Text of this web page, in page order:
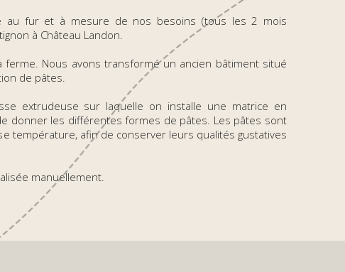
au fur et à mesure de nos besoins (tous les 2 mois
à Château Landon.
Nous avons transformé un ancien bâtiment situé
de pâtes.
extrudeuse sur laquelle on installe une matrice en
donner les différentes formes de pâtes. Les pâtes sont
température, afin de conserver leurs qualités gustatives
manuellement.